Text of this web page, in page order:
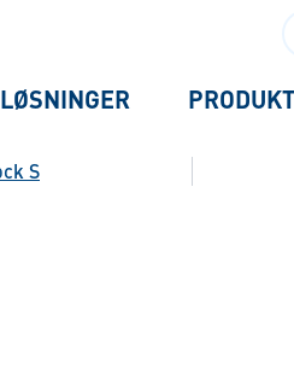
LØSNINGER